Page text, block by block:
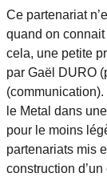
Ce partenariat
quand on
cela, une petite
par Gaël DURO
le Metal dans
pour le moins
partenariats mis
construction